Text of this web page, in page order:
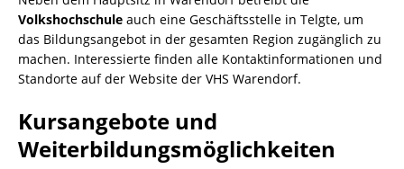
Volkshochschule auch eine Geschäftsstelle in Telgte, um
das Bildungsangebot in der gesamten Region zugänglich zu
machen. Interessierte finden alle Kontaktinformationen und
Standorte auf der Website der VHS Warendorf.
Kursangebote und
Weiterbildungsmöglichkeiten